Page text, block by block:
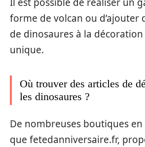
forme de volcan ou d’ajouter
de dinosaures à la
unique.
Où trouver des articles de
les dinosaures ?
De nombreuses boutiques
que fetedanniversaire.fr,